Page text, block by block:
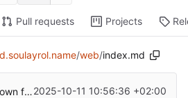
Pull requests Projects
/web/index.md
Markdown fixes.2025-10-11 10:56:36 +02:00